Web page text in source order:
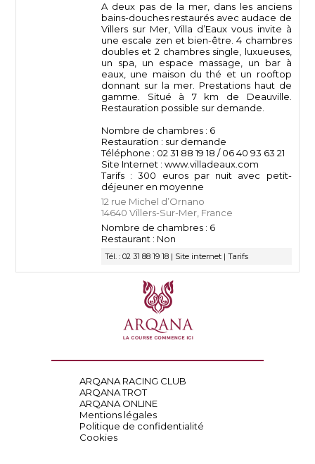
A deux pas de la mer, dans les anciens
bains-douches restaurés avec audace de
Villers sur Mer, Villa d’Eaux vous invite à
une escale zen et bien-être. 4 chambres
doubles et 2 chambres single, luxueuses,
un spa, un espace massage, un bar à
eaux, une maison du thé et un rooftop
donnant sur la mer. Prestations haut de
gamme. Situé à 7 km de Deauville.
Restauration possible sur demande.
Nombre de chambres : 6
Restauration : sur demande
Téléphone : 02 31 88 19 18 / 06 40 93 63 21
Site Internet : www.villadeaux.com
Tarifs : 300 euros par nuit avec petit-
déjeuner en moyenne
12 rue Michel d’Ornano
14640 Villers-Sur-Mer, France
Nombre de chambres : 6
Restaurant : Non
Tél. : 02 31 88 19 18 | Site internet| Tarifs
ARQANA RACING CLUB
ARQANA TROT
ARQANA ONLINE
Mentions légales
Politique de confidentialité
Cookies